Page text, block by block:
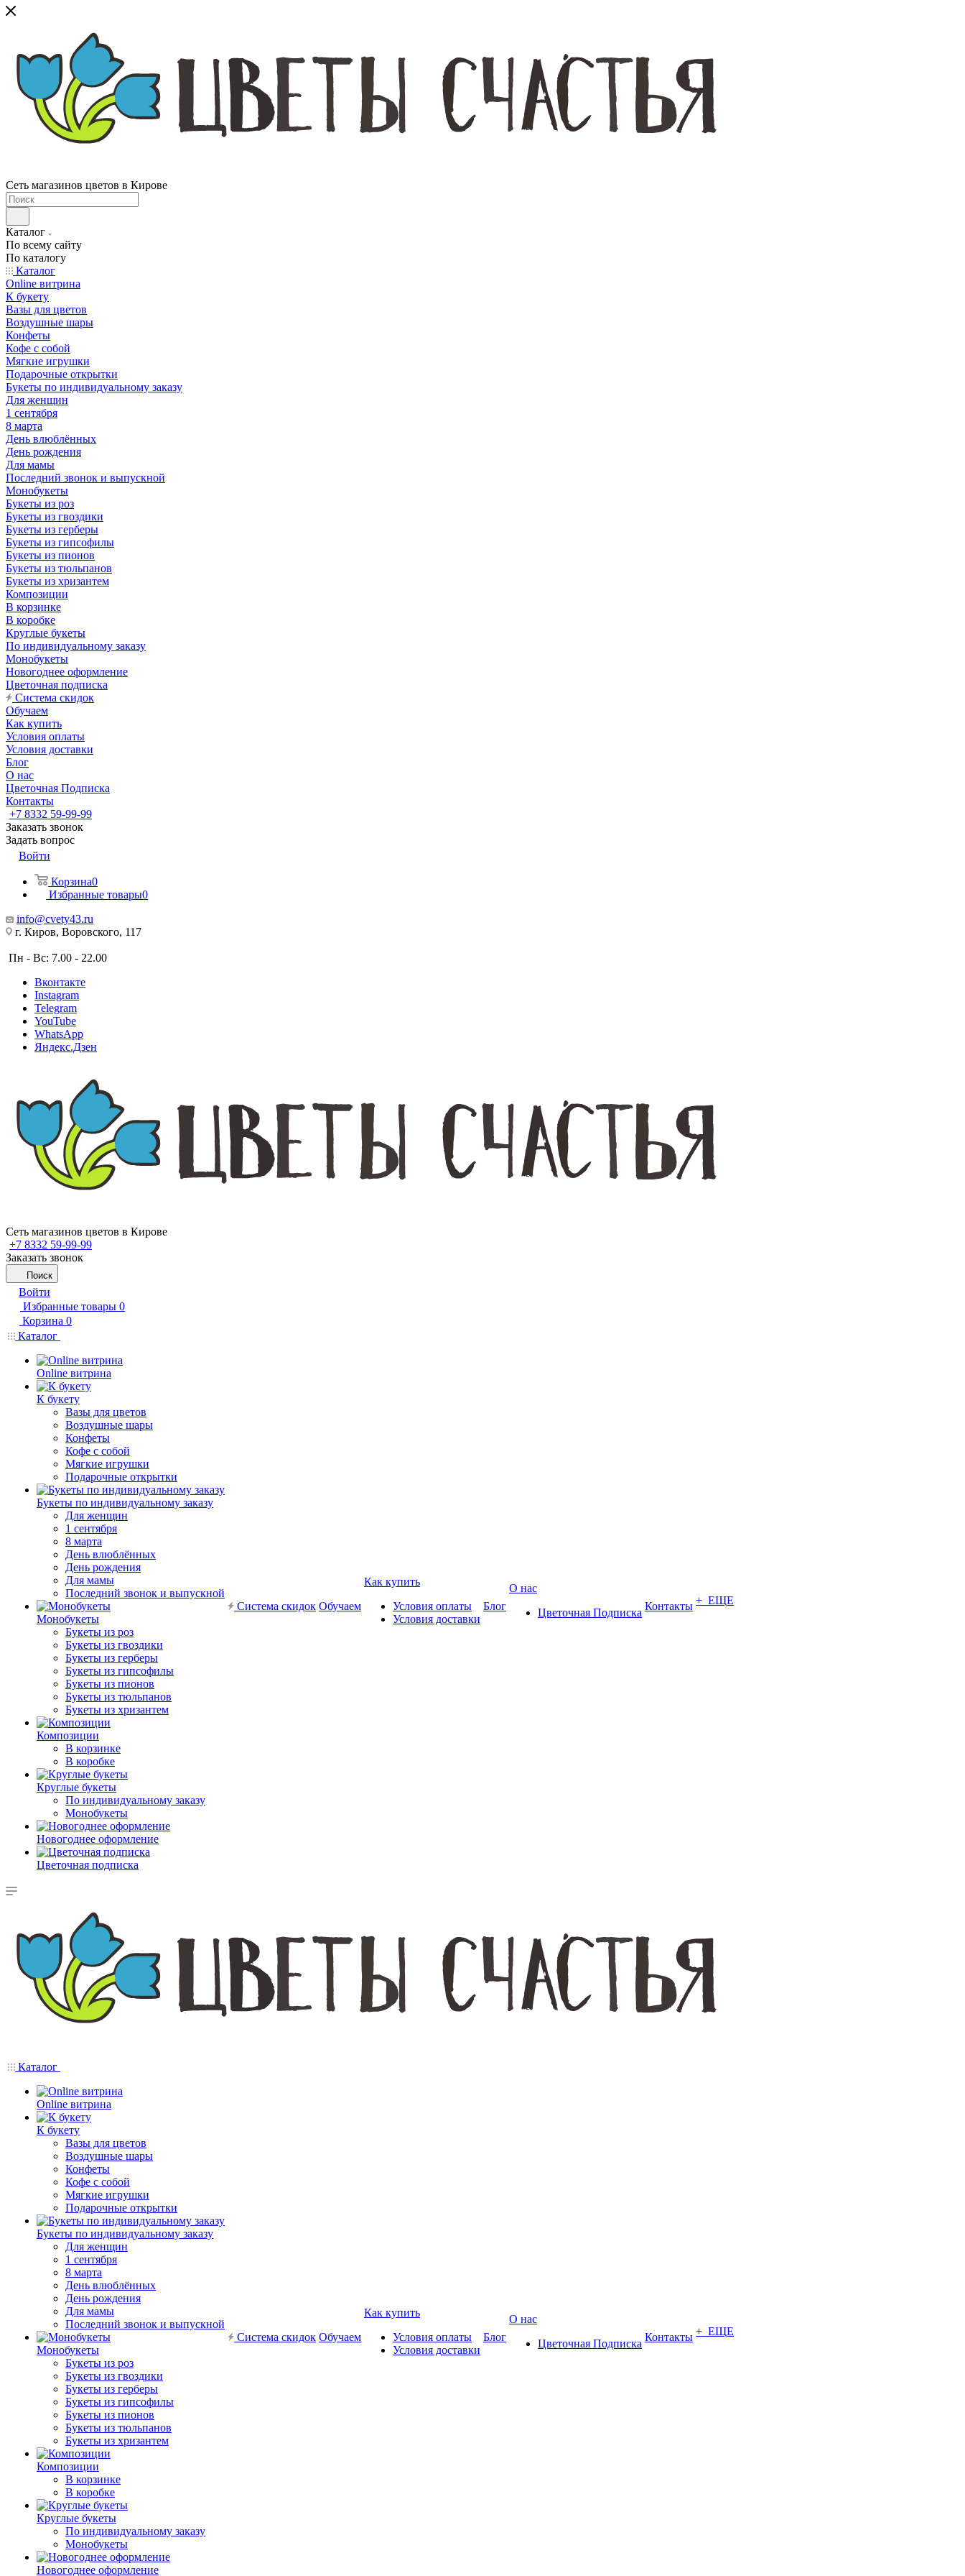
Сеть магазинов цветов в Кирове
Каталог
По всему сайту
По каталогу
Каталог
Online витрина
К букету
Вазы для цветов
Воздушные шары
Конфеты
Кофе с собой
Мягкие игрушки
Подарочные открытки
Букеты по индивидуальному заказу
Для женщин
1 сентября
8 марта
День влюблённых
День рождения
Для мамы
Последний звонок и выпускной
Монобукеты
Букеты из роз
Букеты из гвоздики
Букеты из герберы
Букеты из гипсофилы
Букеты из пионов
Букеты из тюльпанов
Букеты из хризантем
Композиции
В корзинке
В коробке
Круглые букеты
По индивидуальному заказу
Монобукеты
Новогоднее оформление
Цветочная подписка
Система скидок
Обучаем
Как купить
Условия оплаты
Условия доставки
Блог
О нас
Цветочная Подписка
Контакты
+7 8332 59-99-99
Заказать звонок
Задать вопрос
Войти
Корзина0
Избранные товары0
info@cvety43.ru
г. Киров, Воровского, 117
Пн - Вс: 7.00 - 22.00
Вконтакте
Instagram
Telegram
YouTube
WhatsApp
Яндекс.Дзен
Сеть магазинов цветов в Кирове
+7 8332 59-99-99
Заказать звонок
Поиск
Войти
Избранные товары 0
Корзина 0
Каталог
Online витрина
К букету
Вазы для цветов
Воздушные шары
Конфеты
Кофе с собой
Мягкие игрушки
Подарочные открытки
Букеты по индивидуальному заказу
Для женщин
1 сентября
8 марта
День влюблённых
День рождения
Для мамы
Последний звонок и выпускной
Монобукеты
Букеты из роз
Букеты из гвоздики
Букеты из герберы
Букеты из гипсофилы
Букеты из пионов
Букеты из тюльпанов
Букеты из хризантем
Композиции
В корзинке
В коробке
Круглые букеты
По индивидуальному заказу
Монобукеты
Новогоднее оформление
Цветочная подписка
Система скидок Обучаем
Как купить
Условия оплаты
Условия доставки
Блог
О нас
Цветочная Подписка
Контакты + ЕЩЕ
Каталог
Online витрина
К букету
Вазы для цветов
Воздушные шары
Конфеты
Кофе с собой
Мягкие игрушки
Подарочные открытки
Букеты по индивидуальному заказу
Для женщин
1 сентября
8 марта
День влюблённых
День рождения
Для мамы
Последний звонок и выпускной
Монобукеты
Букеты из роз
Букеты из гвоздики
Букеты из герберы
Букеты из гипсофилы
Букеты из пионов
Букеты из тюльпанов
Букеты из хризантем
Композиции
В корзинке
В коробке
Круглые букеты
По индивидуальному заказу
Монобукеты
Новогоднее оформление
Система скидок Обучаем
Как купить
Условия оплаты
Условия доставки
Блог
О нас
Цветочная Подписка
Контакты + ЕЩЕ